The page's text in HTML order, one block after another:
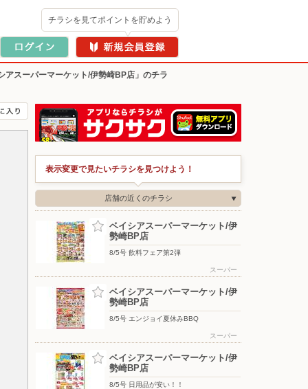
チラシを見てポイントを貯めよう
アスーパーマーケット/伊勢崎BP店」のチラ
表示変更で見たいチラシを見つけよう！
店舗の近くのチラシ
ベイシアスーパーマーケット/伊
勢崎BP店
8/5号 飲料フェア第2弾
スーパー
ベイシアスーパーマーケット/伊
勢崎BP店
8/5号 エンジョイ夏休みBBQ
スーパー
ベイシアスーパーマーケット/伊
勢崎BP店
8/5号 日用品が安い！！